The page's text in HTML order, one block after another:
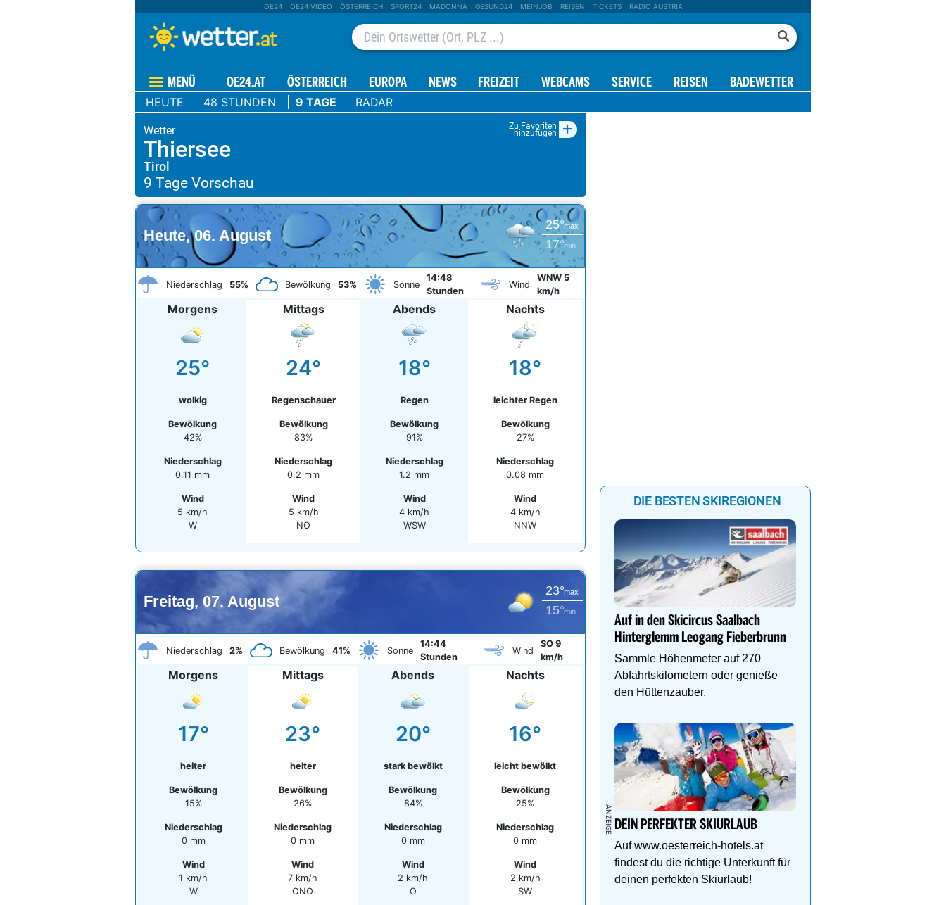
OE24 OE24 VIDEO ÖSTERREICH SPORT24 MADONNA GESUND24 MEINJOB REISEN TICKETS RADIO AUSTRIA
MENÜ OE24.AT ÖSTERREICH EUROPA NEWS FREIZEIT WEBCAMS SERVICE REISEN BADEWETTER
HEUTE 48 STUNDEN 9 TAGE RADAR
Zu Favoriten
hinzufügen +
Thiersee
Tirol
Heute, 06. August
25°max
17°min
Niederschlag 55% Bewölkung 53% Sonne
14:48
Stunden
Wind
WNW 5
km/h
Morgens
25°
wolkig
Bewölkung
42%
Niederschlag
0.11 mm
Wind
5 km/h
W
Mittags
24°
Regenschauer
Bewölkung
83%
Niederschlag
0.2 mm
Wind
5 km/h
NO
Abends
18°
Regen
Bewölkung
91%
Niederschlag
1.2 mm
Wind
4 km/h
WSW
Nachts
18°
leichter Regen
Bewölkung
27%
Niederschlag
0.08 mm
Wind
4 km/h
NNW
Freitag, 07. August
23°max
15°min
Niederschlag 2% Bewölkung 41% Sonne
14:44
Stunden
Wind
SO 9
km/h
Morgens
17°
heiter
Bewölkung
15%
Niederschlag
0 mm
Wind
1 km/h
W
Mittags
23°
heiter
Bewölkung
26%
Niederschlag
0 mm
Wind
7 km/h
ONO
Abends
20°
stark bewölkt
Bewölkung
84%
Niederschlag
0 mm
Wind
2 km/h
O
Nachts
16°
leicht bewölkt
Bewölkung
25%
Niederschlag
0 mm
Wind
2 km/h
SW
DIE BESTEN SKIREGIONEN
Auf in den Skicircus Saalbach
Hinterglemm Leogang Fieberbrunn
Sammle Höhenmeter auf 270
Abfahrtskilometern oder genieße
den Hüttenzauber.
DEIN PERFEKTER SKIURLAUB
Auf www.oesterreich-hotels.at
findest du die richtige Unterkunft für
deinen perfekten Skiurlaub!